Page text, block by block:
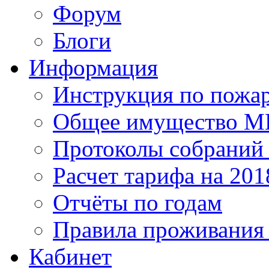
Форум
Блоги
Информация
Инструкция по
Общее имущество
Протоколы
Расчет тарифа на
Отчёты по годам
Правила
Кабинет